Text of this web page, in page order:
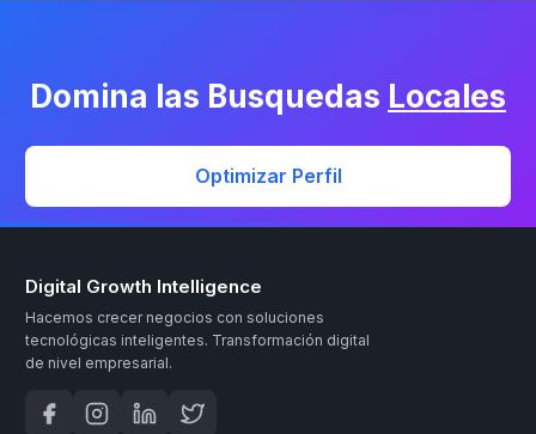
Domina las Busquedas Locales
Optimizar Perfil
Digital Growth Intelligence
Hacemos crecer negocios con soluciones
tecnológicas inteligentes. Transformación digital
de nivel empresarial.